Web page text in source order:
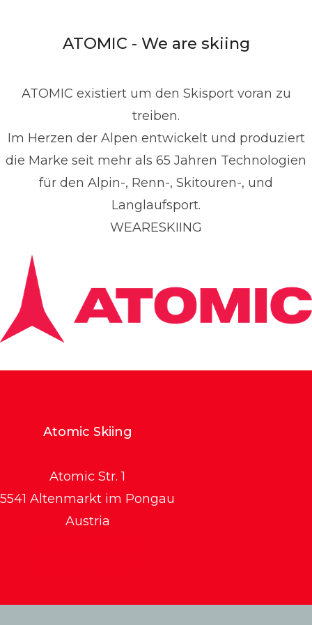
1517 2843377ATOMIC - We are skiing
ATOMIC existiert um den Skisport voran zu
treiben.
Im Herzen der Alpen entwickelt und produziert
die Marke seit mehr als 65 Jahren Technologien
für den Alpin-, Renn-, Skitouren-, und
Langlaufsport.
WEARESKIING
Atomic Skiing
Atomic Str. 1
5541 Altenmarkt im Pongau
Austria